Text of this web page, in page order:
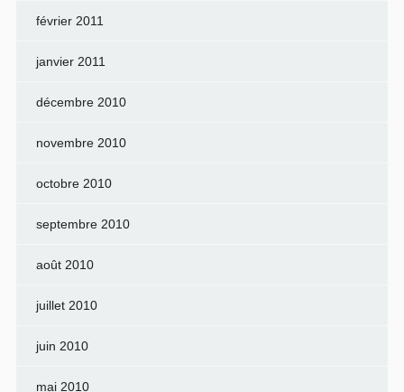
février 2011
janvier 2011
décembre 2010
novembre 2010
octobre 2010
septembre 2010
août 2010
juillet 2010
juin 2010
mai 2010